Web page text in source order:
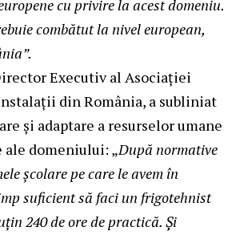
cu privire la acest domeniu.
combătut la nivel european,
Executiv al Asociației
din România, a subliniat
și adaptare a resurselor umane
domeniului: „După normative
școlare pe care le avem în
suficient să faci un frigotehnist
240 de ore de practică. Și